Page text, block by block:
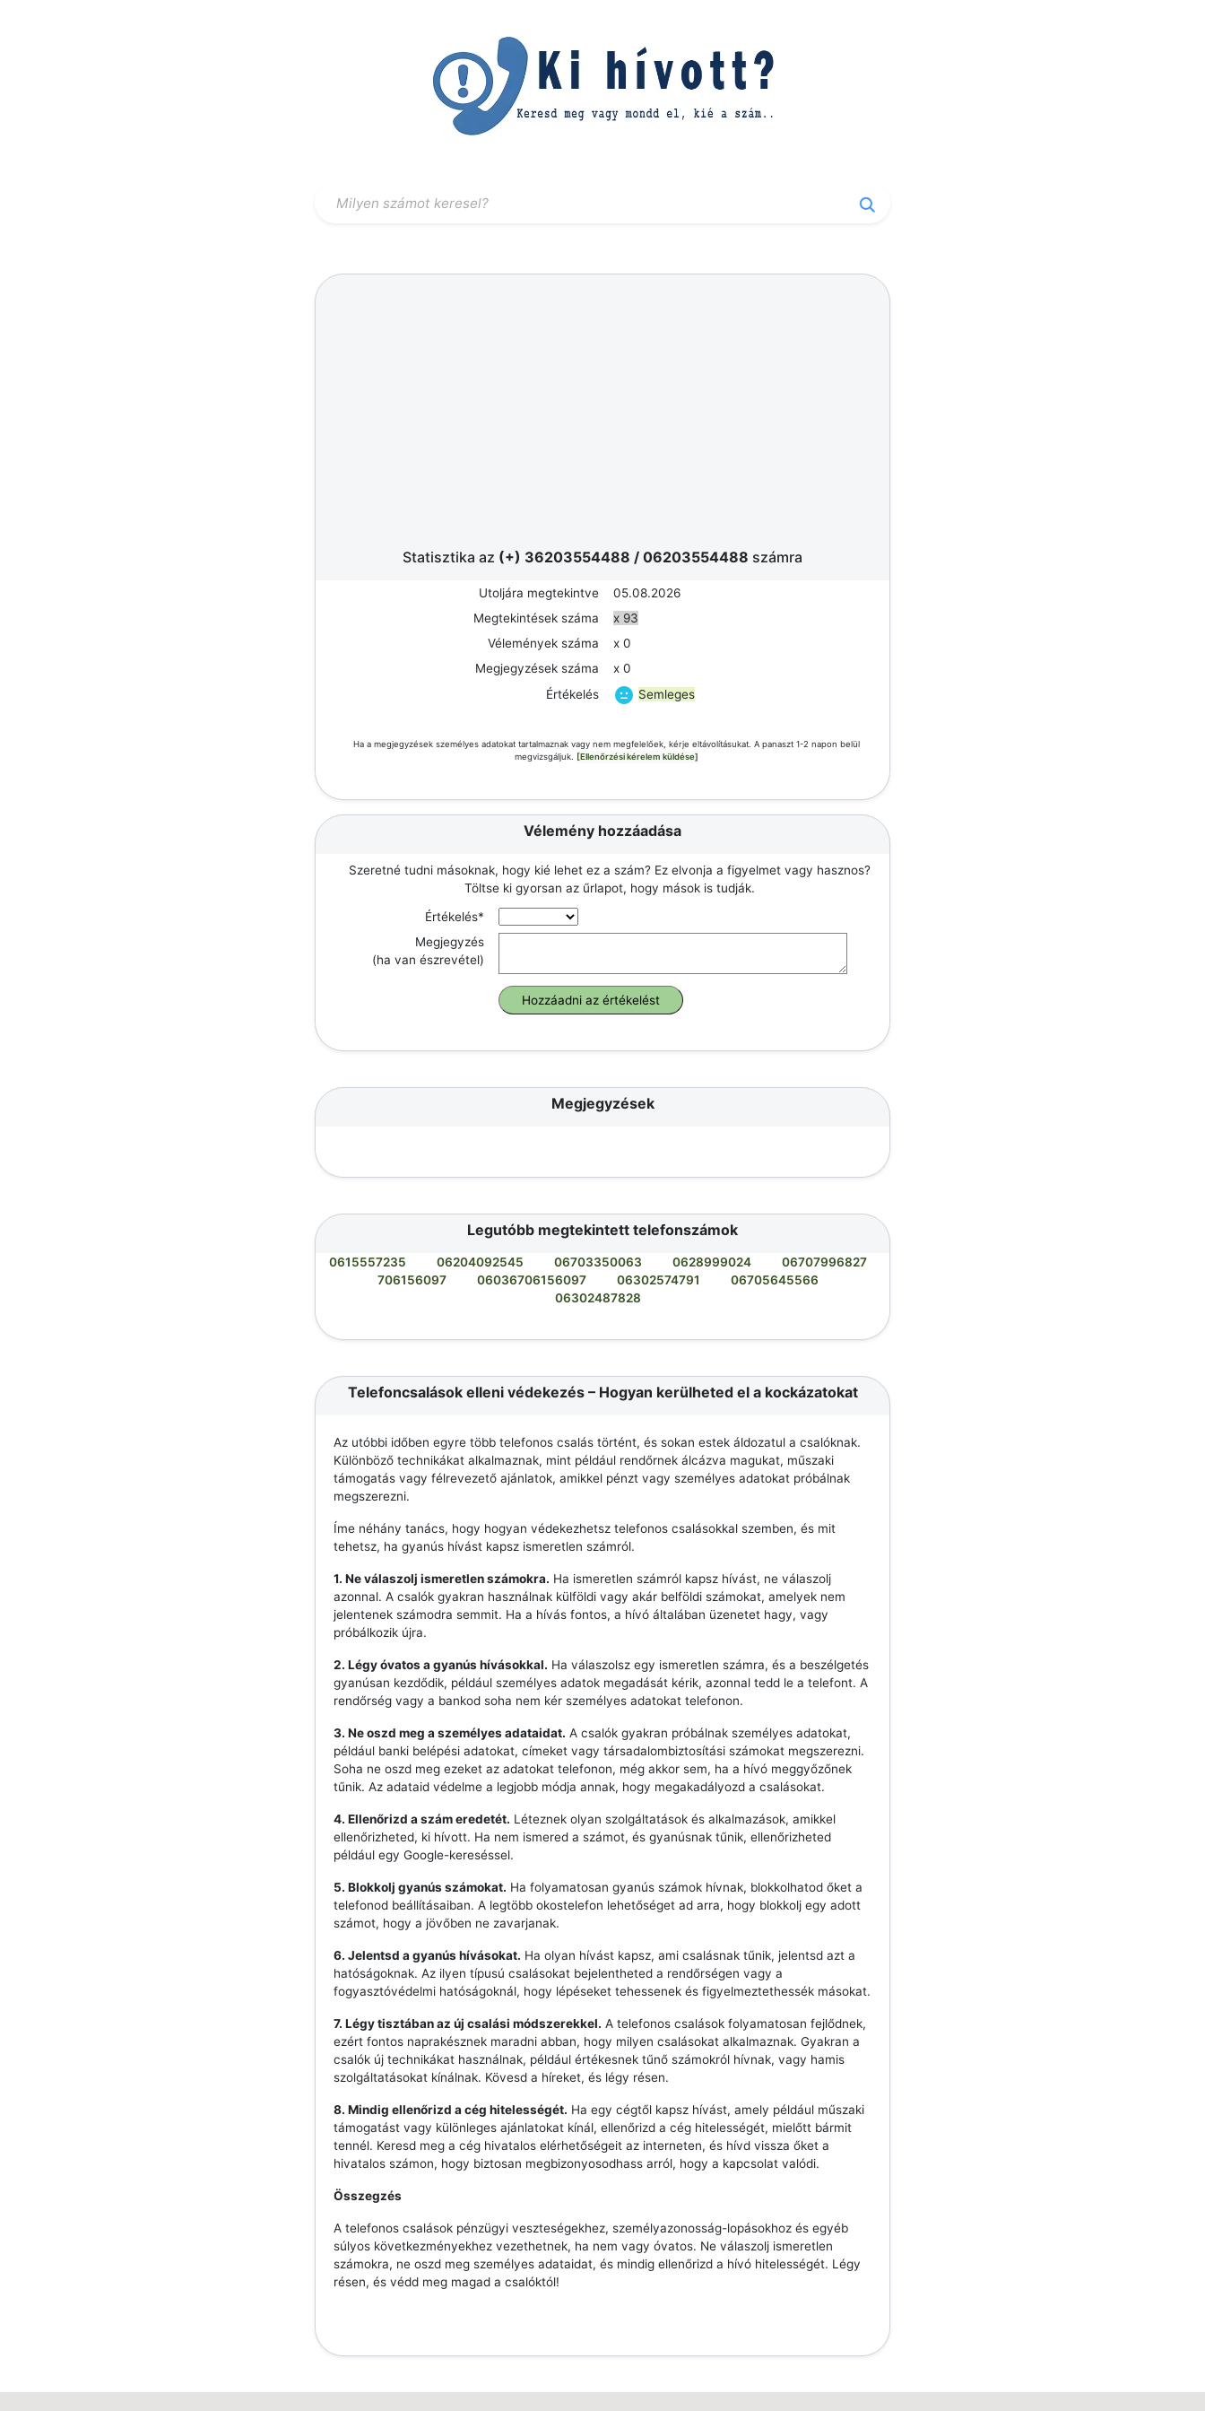
Statisztika az (+) 36203554488 / 06203554488 számra
Utoljára megtekintve
05.08.2026
Megtekintések száma
x 93
Vélemények száma
x 0
Megjegyzések száma
x 0
Értékelés
Semleges
Ha a megjegyzések személyes adatokat tartalmaznak vagy nem megfelelőek, kérje eltávolításukat. A panaszt 1-2 napon belül
megvizsgáljuk.
[Ellenőrzési kérelem küldése]
Vélemény hozzáadása
Szeretné tudni másoknak, hogy kié lehet ez a szám? Ez elvonja a figyelmet vagy hasznos?
Töltse ki gyorsan az űrlapot, hogy mások is tudják.
Értékelés*
Megjegyzés
(ha van észrevétel)
Megjegyzések
Legutóbb megtekintett telefonszámok
0615557235 06204092545 06703350063 0628999024
06707996827
706156097
06036706156097 06302574791
06705645566
06302487828
Telefoncsalások elleni védekezés – Hogyan kerülheted el a kockázatokat
Az utóbbi időben egyre több telefonos csalás történt, és sokan estek áldozatul a csalóknak.
Különböző technikákat alkalmaznak, mint például rendőrnek álcázva magukat, műszaki
támogatás vagy félrevezető ajánlatok, amikkel pénzt vagy személyes adatokat próbálnak
megszerezni.
Íme néhány tanács, hogy hogyan védekezhetsz telefonos csalásokkal szemben, és mit
tehetsz, ha gyanús hívást kapsz ismeretlen számról.
1. Ne válaszolj ismeretlen számokra. Ha ismeretlen számról kapsz hívást, ne válaszolj
azonnal. A csalók gyakran használnak külföldi vagy akár belföldi számokat, amelyek nem
jelentenek számodra semmit. Ha a hívás fontos, a hívó általában üzenetet hagy, vagy
próbálkozik újra.
2. Légy óvatos a gyanús hívásokkal. Ha válaszolsz egy ismeretlen számra, és a beszélgetés
gyanúsan kezdődik, például személyes adatok megadását kérik, azonnal tedd le a telefont. A
rendőrség vagy a bankod soha nem kér személyes adatokat telefonon.
3. Ne oszd meg a személyes adataidat. A csalók gyakran próbálnak személyes adatokat,
például banki belépési adatokat, címeket vagy társadalombiztosítási számokat megszerezni.
Soha ne oszd meg ezeket az adatokat telefonon, még akkor sem, ha a hívó meggyőzőnek
tűnik. Az adataid védelme a legjobb módja annak, hogy megakadályozd a csalásokat.
4. Ellenőrizd a szám eredetét. Léteznek olyan szolgáltatások és alkalmazások, amikkel
ellenőrizheted, ki hívott. Ha nem ismered a számot, és gyanúsnak tűnik, ellenőrizheted
például egy Google-kereséssel.
5. Blokkolj gyanús számokat. Ha folyamatosan gyanús számok hívnak, blokkolhatod őket a
telefonod beállításaiban. A legtöbb okostelefon lehetőséget ad arra, hogy blokkolj egy adott
számot, hogy a jövőben ne zavarjanak.
6. Jelentsd a gyanús hívásokat. Ha olyan hívást kapsz, ami csalásnak tűnik, jelentsd azt a
hatóságoknak. Az ilyen típusú csalásokat bejelentheted a rendőrségen vagy a
fogyasztóvédelmi hatóságoknál, hogy lépéseket tehessenek és figyelmeztethessék másokat.
7. Légy tisztában az új csalási módszerekkel. A telefonos csalások folyamatosan fejlődnek,
ezért fontos naprakésznek maradni abban, hogy milyen csalásokat alkalmaznak. Gyakran a
csalók új technikákat használnak, például értékesnek tűnő számokról hívnak, vagy hamis
szolgáltatásokat kínálnak. Kövesd a híreket, és légy résen.
8. Mindig ellenőrizd a cég hitelességét. Ha egy cégtől kapsz hívást, amely például műszaki
támogatást vagy különleges ajánlatokat kínál, ellenőrizd a cég hitelességét, mielőtt bármit
tennél. Keresd meg a cég hivatalos elérhetőségeit az interneten, és hívd vissza őket a
hivatalos számon, hogy biztosan megbizonyosodhass arról, hogy a kapcsolat valódi.
Összegzés
A telefonos csalások pénzügyi veszteségekhez, személyazonosság-lopásokhoz és egyéb
súlyos következményekhez vezethetnek, ha nem vagy óvatos. Ne válaszolj ismeretlen
számokra, ne oszd meg személyes adataidat, és mindig ellenőrizd a hívó hitelességét. Légy
résen, és védd meg magad a csalóktól!